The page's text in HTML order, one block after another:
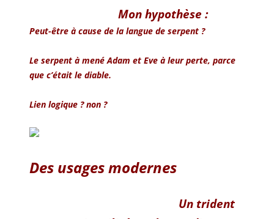
Mon hypothèse :
Peut-être à cause de la langue de serpent ?
Le serpent à mené Adam et Eve à leur perte, parce
que c’était le diable.
Lien logique ? non ?
Des usages modernes
Un trident